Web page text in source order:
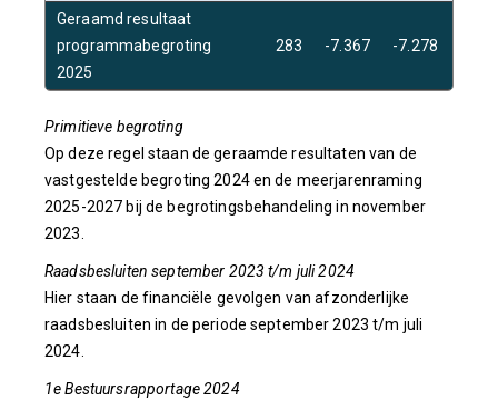
Geraamd resultaat
programmabegroting
2025
283 -7.367 -7.278
Primitieve begroting
Op deze regel staan de geraamde resultaten van de
vastgestelde begroting 2024 en de meerjarenraming
2025-2027 bij de begrotingsbehandeling in november
2023.
Raadsbesluiten september 2023 t/m juli 2024
Hier staan de financiële gevolgen van afzonderlijke
raadsbesluiten in de periode september 2023 t/m juli
2024.
1e Bestuursrapportage 2024